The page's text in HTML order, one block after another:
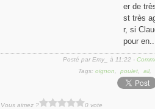
er de
st très
r, si
pour
Posté par Emy_ à 11:22 -
Tags: oignon poulet, ail,
Vous aimez ? 0 vote